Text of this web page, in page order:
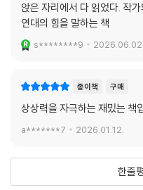
단은 행성 좌표 데이터에 주기적
이 다가오고 있음을 모두에게 숨
운 비밀을 누군가와 나누고 싶다고.
Episode 5. 두고 온 기도 - 루카
세상에서 ‘캐롤린’이라는 이름
잠을 깨고 도서관에 연체된 책을
Episode 6. 토요일의 아침 인사
앉은 자리에서 다 읽었다. 작
연대의 힘을 말하는 책
s********9 2026.06.02.
종이책 구매
상상력을 자극하는 재밌는 책
a*******7 2026.01.12.
한줄